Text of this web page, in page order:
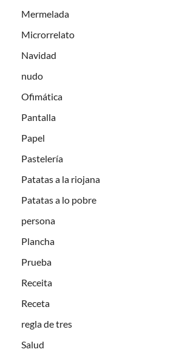
Mermelada
Microrrelato
Navidad
nudo
Ofimática
Pantalla
Papel
Pastelería
Patatas a la riojana
Patatas a lo pobre
persona
Plancha
Prueba
Receita
Receta
regla de tres
Salud